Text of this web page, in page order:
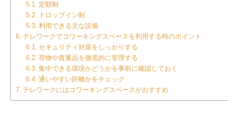
定額制
ドロップイン制
利用できる主な設備
テレワークでコワーキングスペースを利用する時のポイント
セキュリティ対策をしっかりする
荷物や貴重品を徹底的に管理する
集中できる環境かどうかを事前に確認しておく
通いやすい距離かをチェック
テレワークにはコワーキングスペースがおすすめ